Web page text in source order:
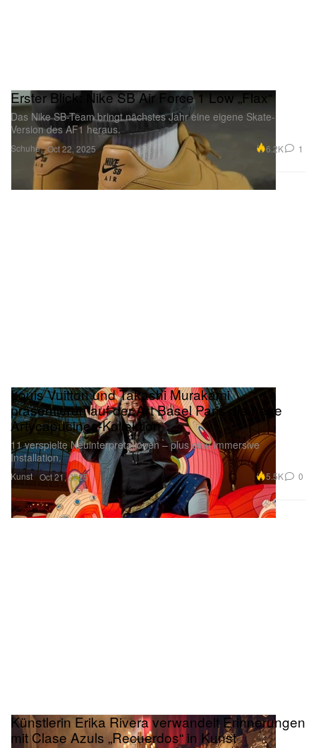
Schuhe
Erster Blick: Nike SB Air Force 1 Low „Flax“
Das Nike SB-Team bringt nächstes Jahr eine eigene Skate-
Version des AF1 heraus.
Oct 22, 2025 6.2K 1
Kunst
Louis Vuitton und Takashi Murakami
präsentieren auf der Art Basel Paris die neue
Artycapucines-Kollektion
11 verspielte Neuinterpretationen – plus eine immersive
Installation.
Oct 21, 2025 5.5K 0
Künstlerin Erika Rivera verwandelt Erinnerungen
mit Clase Azuls „Recuerdos“ in Kunst